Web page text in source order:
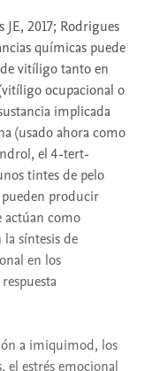
JE, 2017; Rodrigues
químicas puede
vitíligo tanto en
ocupacional o
implicada
(usado ahora como
el 4-tert-
tintes de pelo
pueden producir
actúan como
síntesis de
en los
a imiquimod, los
el estrés emocional